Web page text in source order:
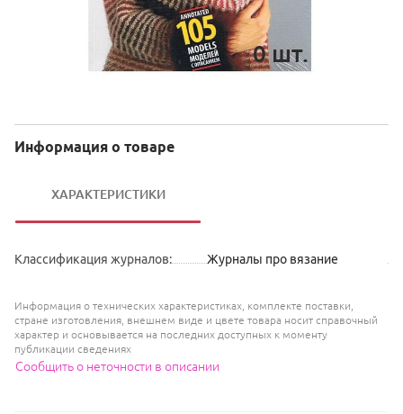
0 шт.
Информация о товаре
ХАРАКТЕРИСТИКИ
Классификация журналов: Журналы про вязание
Информация о технических характеристиках, комплекте поставки,
стране изготовления, внешнем виде и цвете товара носит справочный
характер и основывается на последних доступных к моменту
публикации сведениях
Сообщить о неточности в описании